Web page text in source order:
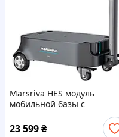
Marsriva HES модуль
мобильной базы с
аккумулятором 1037 Вт/г
LiFePO4 (H1610_MARSRIVA)
23 599₴